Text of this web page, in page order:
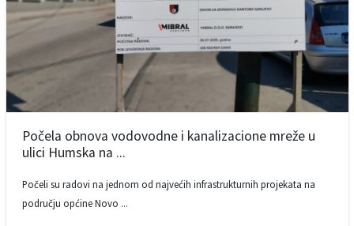
Počela obnova vodovodne i kanalizacione mreže u
ulici Humska na ...
Počeli su radovi na jednom od najvećih infrastrukturnih projekata na
području općine Novo ...